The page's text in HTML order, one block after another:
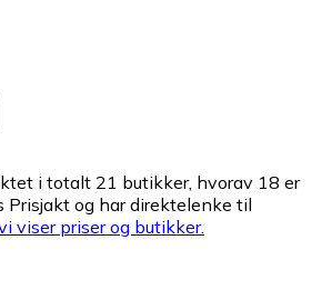
i totalt 21 butikker, hvorav 18 er
Prisjakt og har direktelenke til
viser priser og butikker.